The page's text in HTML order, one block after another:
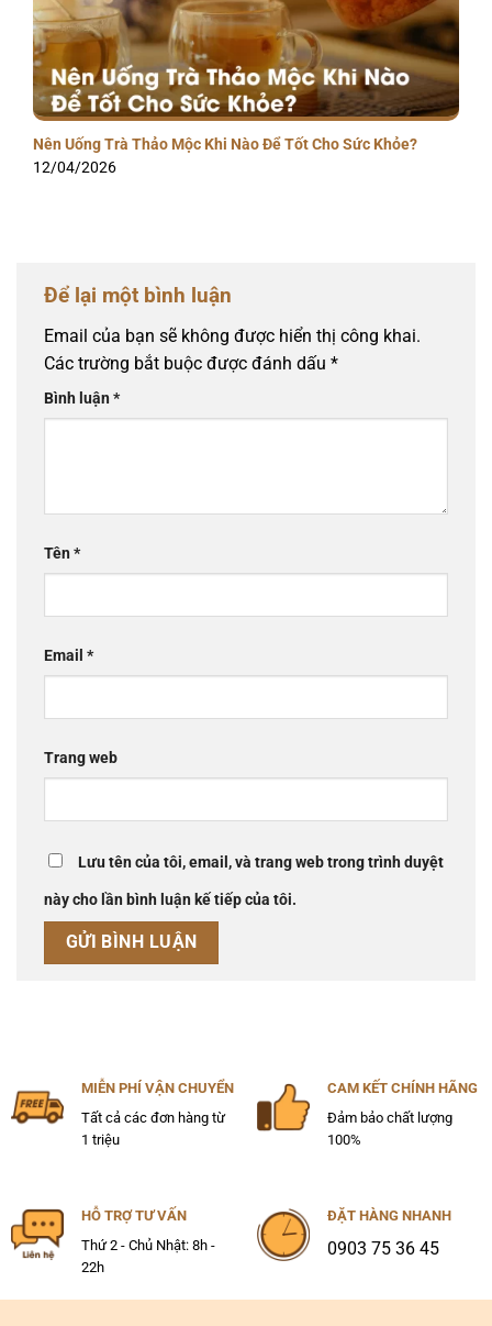
Nên Uống Trà Thảo Mộc Khi Nào Để Tốt Cho Sức Khỏe?
12/04/2026
Để lại một bình luận
Email của bạn sẽ không được hiển thị công khai.
Các trường bắt buộc được đánh dấu *
Bình luận*
Tên*
Email *
Trang web
Lưu tên của tôi, email, và trang web trong trình duyệt
này cho lần bình luận kế tiếp của tôi.
MIỄN PHÍ VẬN CHUYỂN
Tất cả các đơn hàng từ
1 triệu
CAM KẾT CHÍNH HÃNG
Đảm bảo chất lượng
100%
HỖ TRỢ TƯ VẤN
Thứ 2 - Chủ Nhật: 8h -
22h
ĐẶT HÀNG NHANH
0903 75 36 45